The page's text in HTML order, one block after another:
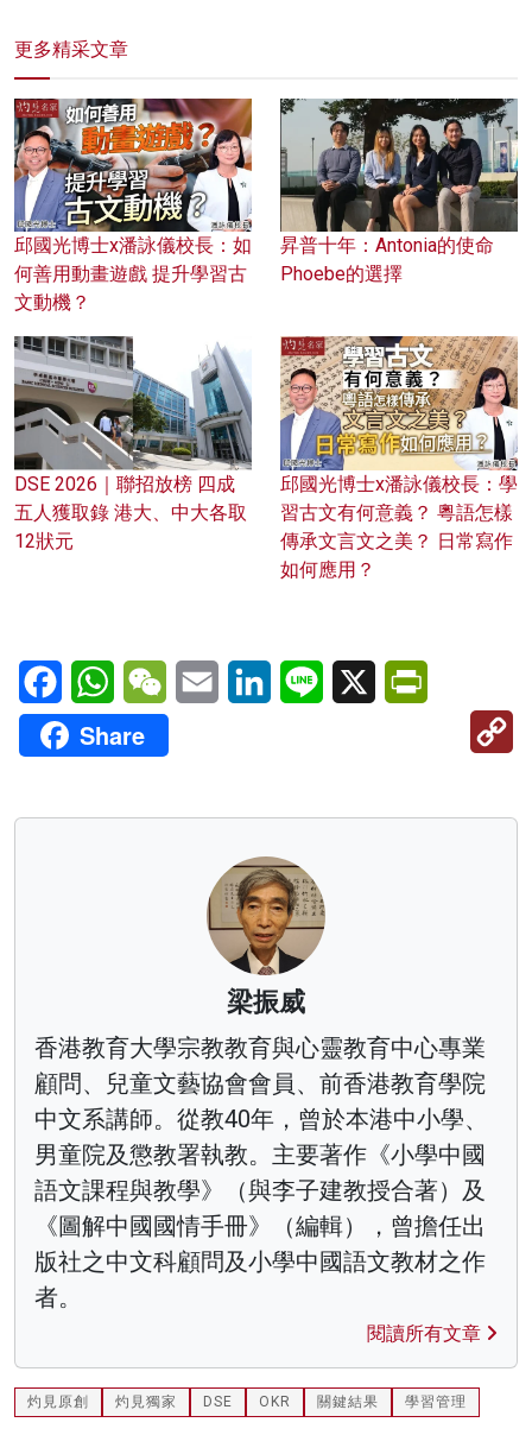
更多精采文章
邱國光博士x潘詠儀校長：如
何善用動畫遊戲 提升學習古
文動機？
昇普十年：Antonia的使命
Phoebe的選擇
DSE 2026｜聯招放榜 四成
五人獲取錄 港大、中大各取
12狀元
邱國光博士x潘詠儀校長：學
習古文有何意義？ 粵語怎樣
傳承文言文之美？ 日常寫作
如何應用？
FacebookWhatsAppWeChatEmail LinkedInLine X
Share
梁振威
香港教育大學宗教教育與心靈教育中心專業
顧問、兒童文藝協會會員、前香港教育學院
中文系講師。從教40年，曾於本港中小學、
男童院及懲教署執教。主要著作《小學中國
語文課程與教學》（與李子建教授合著）及
《圖解中國國情手冊》（編輯），曾擔任出
版社之中文科顧問及小學中國語文教材之作
者。
閱讀所有文章
灼見原創 灼見獨家 DSE OKR 關鍵結果 學習管理